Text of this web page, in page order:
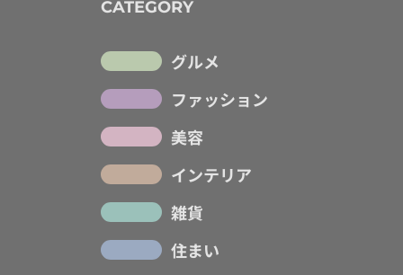
CATEGORY
グルメ
ファッション
美容
インテリア
雑貨
住まい